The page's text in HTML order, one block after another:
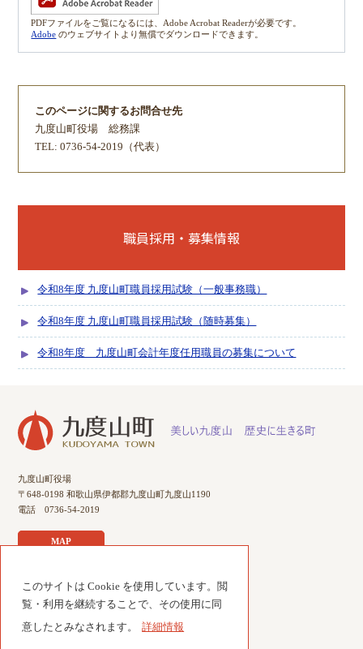
このサイトは Cookie を使用しています。閲
覧・利用を継続することで、その使用に同
意したとみなされます。 詳細情報
PDFファイルをご覧になるには、Adobe Acrobat Readerが必要です。
Adobe のウェブサイトより無償でダウンロードできます。
このページに関するお問合せ先
九度山町役場総務課
TEL: 0736-54-2019（代表）
職員採用・募集情報
令和8年度 九度山町職員採用試験（一般事務職）
令和8年度 九度山町職員採用試験（随時募集）
令和8年度 九度山町会計年度任用職員の募集について
九度山町役場
〒648-0198 和歌山県伊都郡九度山町九度山1190
電話 0736-54-2019
MAP
サイトのご利用について
個人情報について